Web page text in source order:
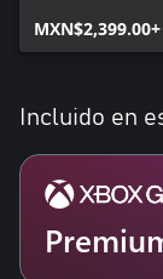
Edition
MXN$2,399.00+
Incluido en